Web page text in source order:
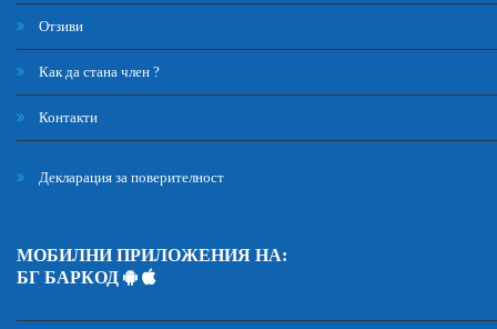
Отзиви
Как да стана член ?
Контакти
Декларация за поверителност
МОБИЛНИ ПРИЛОЖЕНИЯ НА:
БГ БАРКОД